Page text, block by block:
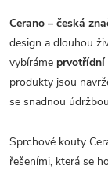
Cerano – česká
design a dlouhou
vybíráme
produkty jsou
se snadnou
Sprchové kouty
řešeními, která se